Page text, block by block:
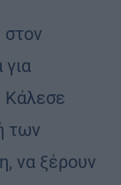
στον
Κάλεσε
των
να ξέρουν